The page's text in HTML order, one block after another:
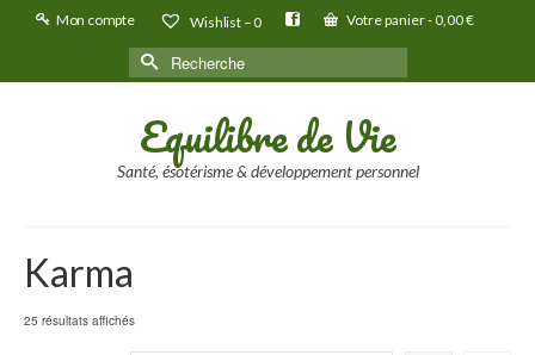
Mon compte Wishlist –0 Votre panier-0,00€
Rechercher :
Equilibre de Vie
Santé, ésotérisme & développement personnel
Karma
25 résultats affichés